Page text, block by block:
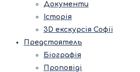
Документи
Історія
3D екскурсія Софії
Предстоятель
Біографія
Проповіді